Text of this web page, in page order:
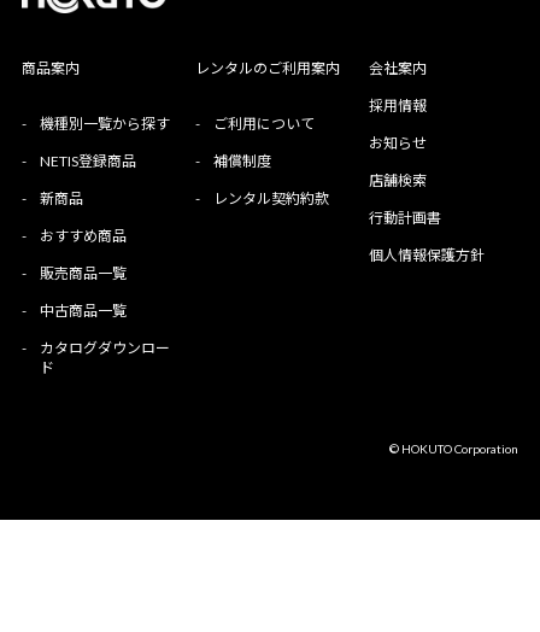
商品案内
- 機種別一覧から探す
- NETIS登録商品
- 新商品
- おすすめ商品
- 販売商品一覧
- 中古商品一覧
-
カタログダウンロー
ド
レンタルのご利用案内
- ご利用について
- 補償制度
- レンタル契約約款
会社案内
採用情報
お知らせ
店舗検索
行動計画書
個人情報保護方針
© HOKUTO Corporation